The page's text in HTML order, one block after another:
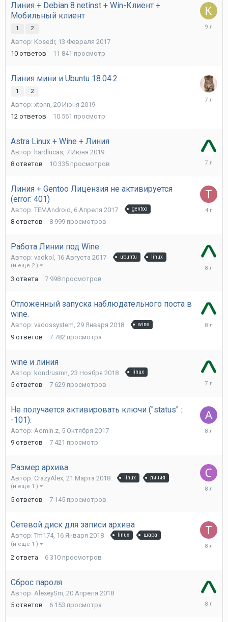
Линия + Debian 8 netinst + Win-Клиент +
Мобильный клиент
1 2
Автор: Kosedr, 13 Февраля 2017
10 ответов 11 841 просмотр
21
Линия мини и Ubuntu 18.04.2
1 2
Автор: xtonn 20 Июня 2019
12 ответов 10 561 просмотр
21
Astra Linux + Wine + Линия
Автор: hardlucas 7 Июня 2019
8 ответов 10 335 просмотров
10
Линия + Gentoo Лицензия не активируется
(error: 401)
Автор: TEMAndroid 6 Апреля 2017 gentoo
8 ответов 8 999 просмотров
23
Работа Линии под Wine
Автор: vadkol , 16 Августа 2017 ubuntu linux
(и еще 2 )
3 ответа 7 998 просмотров
Отложенный запуска наблюдательного поста в
wine.
Автор: vadossystem, 29 Января 2018 wine
9 ответов 7 782 просмотра
30
wine и линия
Автор: kondrusmn 23 Ноября 2018 linux
5 ответов 7 629 просмотров
16
Не получается активировать ключи ("status" :
-101).
Автор: Admin.z, 5 Октября 2017
9 ответов 7 421 просмотр
Размер архива
Автор: CrazyAlex, 21 Марта 2018 linux линия
(и еще 1 )
5 ответов 7 145 просмотров
23
Сетевой диск для записи архива
Автор: Tm174, 16 Января 2018 linux шара
(и еще 1 )
2 ответа 6 310 просмотров
17
Сброс пароля
Автор: AlexeySm 20 Апреля 2018
5 ответов 6 153 просмотра
23